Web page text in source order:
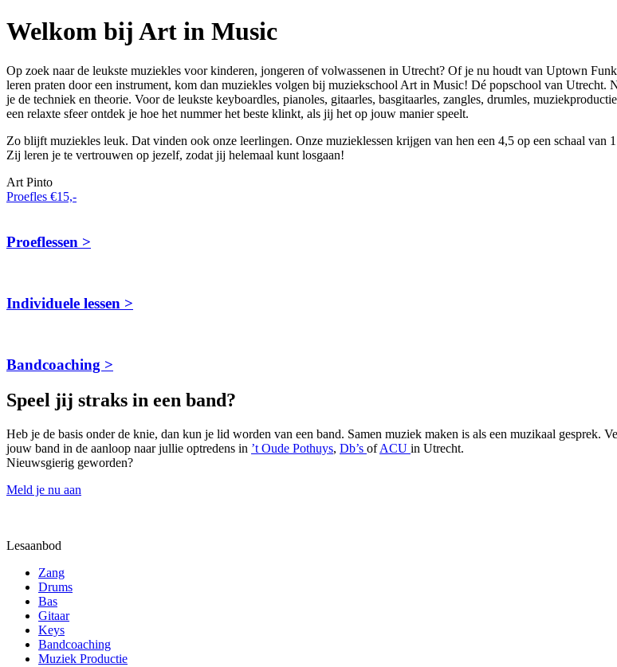
Welkom bij Art in Music
Op zoek naar de leukste muziekles voor kinderen, jongeren of volwassenen in Utrecht? Of je nu houdt van Uptown
leren praten door een instrument, kom dan muziekles volgen bij muziekschool Art in Music! Dé popschool van
je de techniek en theorie. Voor de leukste keyboardles, pianoles, gitaarles, basgitaarles, zangles, drumles,
een relaxte sfeer ontdek je hoe het nummer het beste klinkt, als jij het op jouw manier speelt.
Zo blijft muziekles leuk. Dat vinden ook onze leerlingen. Onze muzieklessen krijgen van hen een 4,5 op een schaal
Zij leren je te vertrouwen op jezelf, zodat jij helemaal kunt losgaan!
Art Pinto
Proefles €15,-
Proeflessen >
Individuele lessen >
Bandcoaching >
Speel jij straks in een band?
Heb je de basis onder de knie, dan kun je lid worden van een band. Samen muziek maken is als een muzikaal gesprek.
jouw band in de aanloop naar jullie optredens in ’t Oude Pothuys, Db’s ofACU in Utrecht.
Nieuwsgierig geworden?
Meld je nu aan
Lesaanbod
Zang
Drums
Bas
Gitaar
Keys
Bandcoaching
Muziek Productie